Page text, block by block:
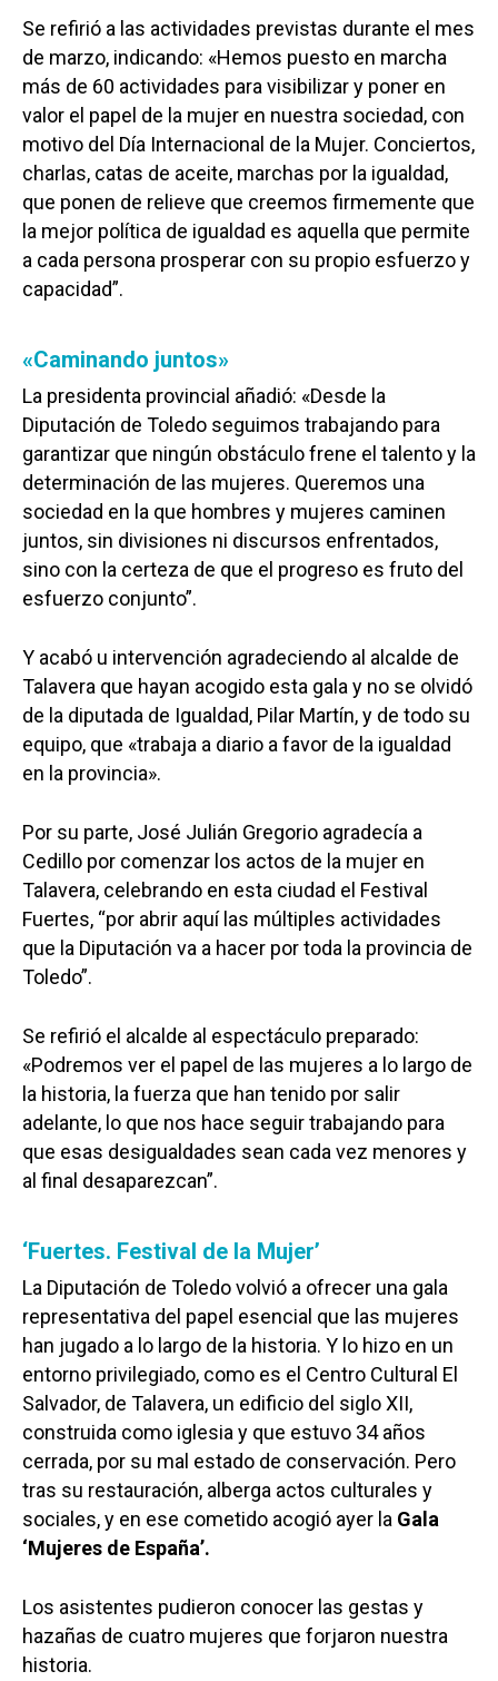
Se refirió a las actividades previstas durante el mes
de marzo, indicando: «Hemos puesto en marcha
más de 60 actividades para visibilizar y poner en
valor el papel de la mujer en nuestra sociedad, con
motivo del Día Internacional de la Mujer. Conciertos,
charlas, catas de aceite, marchas por la igualdad,
que ponen de relieve que creemos firmemente que
la mejor política de igualdad es aquella que permite
a cada persona prosperar con su propio esfuerzo y
capacidad”.
«Caminando juntos»
La presidenta provincial añadió: «Desde la
Diputación de Toledo seguimos trabajando para
garantizar que ningún obstáculo frene el talento y la
determinación de las mujeres. Queremos una
sociedad en la que hombres y mujeres caminen
juntos, sin divisiones ni discursos enfrentados,
sino con la certeza de que el progreso es fruto del
esfuerzo conjunto”.
Y acabó u intervención agradeciendo al alcalde de
Talavera que hayan acogido esta gala y no se olvidó
de la diputada de Igualdad, Pilar Martín, y de todo su
equipo, que «trabaja a diario a favor de la igualdad
en la provincia».
Por su parte, José Julián Gregorio agradecía a
Cedillo por comenzar los actos de la mujer en
Talavera, celebrando en esta ciudad el Festival
Fuertes, “por abrir aquí las múltiples actividades
que la Diputación va a hacer por toda la provincia de
Toledo”.
Se refirió el alcalde al espectáculo preparado:
«Podremos ver el papel de las mujeres a lo largo de
la historia, la fuerza que han tenido por salir
adelante, lo que nos hace seguir trabajando para
que esas desigualdades sean cada vez menores y
al final desaparezcan”.
‘Fuertes. Festival de la Mujer’
La Diputación de Toledo volvió a ofrecer una gala
representativa del papel esencial que las mujeres
han jugado a lo largo de la historia. Y lo hizo en un
entorno privilegiado, como es el Centro Cultural El
Salvador, de Talavera, un edificio del siglo XII,
construida como iglesia y que estuvo 34 años
cerrada, por su mal estado de conservación. Pero
tras su restauración, alberga actos culturales y
sociales, y en ese cometido acogió ayer la Gala
‘Mujeres de España’.
Los asistentes pudieron conocer las gestas y
hazañas de cuatro mujeres que forjaron nuestra
historia.